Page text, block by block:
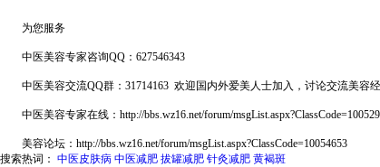
为您服务
中医美容专家咨询QQ：627546343
中医美容交流QQ群：31714163 欢迎国内外爱美人士加入，讨论交流美容经
中医美容专家在线：http://bbs.wz16.net/forum/
美容论坛：http://bbs.wz16.net/forum/msgList.aspx?ClassCode=10054653
搜索热词： 中医皮肤病 中医减肥 拔罐减肥 针灸减肥 黄褐斑